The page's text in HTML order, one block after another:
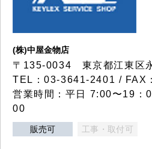
(株)中屋金物店
〒135-0034 東京都江東区
TEL：03-3641-2401 / FAX
営業時間：平日 7:00〜19
00
販売可 工事・取付可